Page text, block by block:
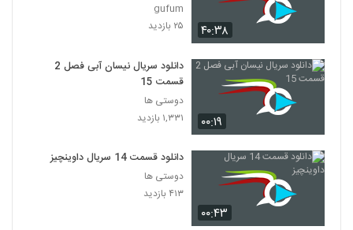
19
۳۴۸ بازدید
20
سریال Friends فصل اول قسمت 20
۲۴۷ بازدید
۴۰:۳۸
gufum
۲۵ بازدید
۰۰:۱۹
دانلود سریال نیسان آبی فصل 2
قسمت 15
دوستی ها
۱,۳۳۱ بازدید
۰۰:۴۳
دانلود قسمت 14 سریال داوینچیز
دوستی ها
۴۱۳ بازدید